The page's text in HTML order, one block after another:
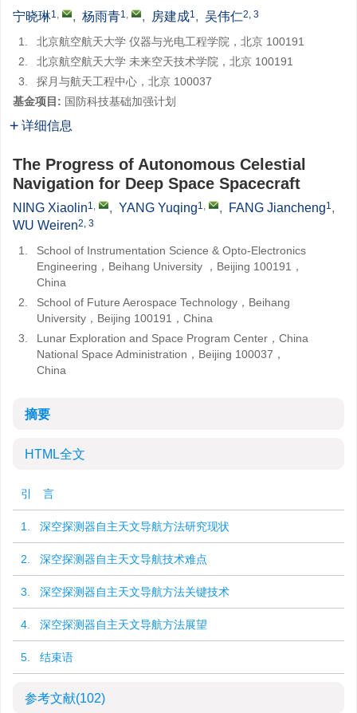
宁晓琳1, , 杨雨青1, , 房建成1, 吴伟仁2, 3
1.
北京航空航天大学 仪器与光电工程学院，北京 100191
2.
北京航空航天大学 未来空天技术学院，北京 100191
3.
探月与航天工程中心，北京 100037
基金项目: 国防科技基础加强计划
详细信息
The Progress of Autonomous Celestial
Navigation for Deep Space Spacecraft
NING Xiaolin1, , YANG Yuqing1, , FANG Jiancheng1,
WU Weiren2, 3
1.
School of Instrumentation Science & Opto-Electronics
Engineering，Beihang University ，Beijing 100191，
China
2.
School of Future Aerospace Technology，Beihang
University，Beijing 100191，China
3.
Lunar Exploration and Space Program Center，China
National Space Administration，Beijing 100037，
China
摘要
HTML全文
引 言
1. 深空探测器自主天文导航方法研究现状
2. 深空探测器自主天文导航技术难点
3. 深空探测器自主天文导航方法关键技术
4. 深空探测器自主天文导航方法展望
5. 结束语
参考文献(102)